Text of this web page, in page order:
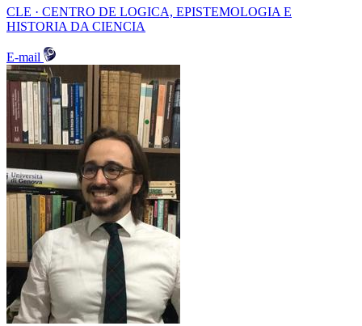
CLE · CENTRO DE LOGICA, EPISTEMOLOGIA E
HISTORIA DA CIENCIA
E-mail